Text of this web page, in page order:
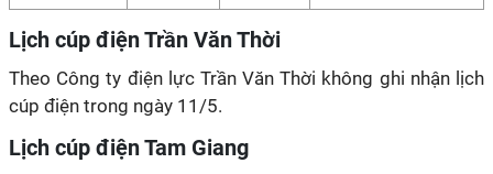
Lịch cúp điện Trần Văn Thời
Theo Công ty điện lực Trần Văn Thời không ghi nhận lịch
cúp điện trong ngày 11/5.
Lịch cúp điện Tam Giang